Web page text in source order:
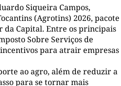
Siqueira Campos,
(Agrotins) 2026, pacote
da Capital. Entre os principais
Sobre Serviços de
para atrair empresas
ao agro, além de reduzir a
para se tornar mais